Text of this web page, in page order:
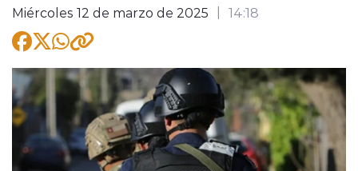
modo claro
Miércoles 12 de marzo de 2025 14:18